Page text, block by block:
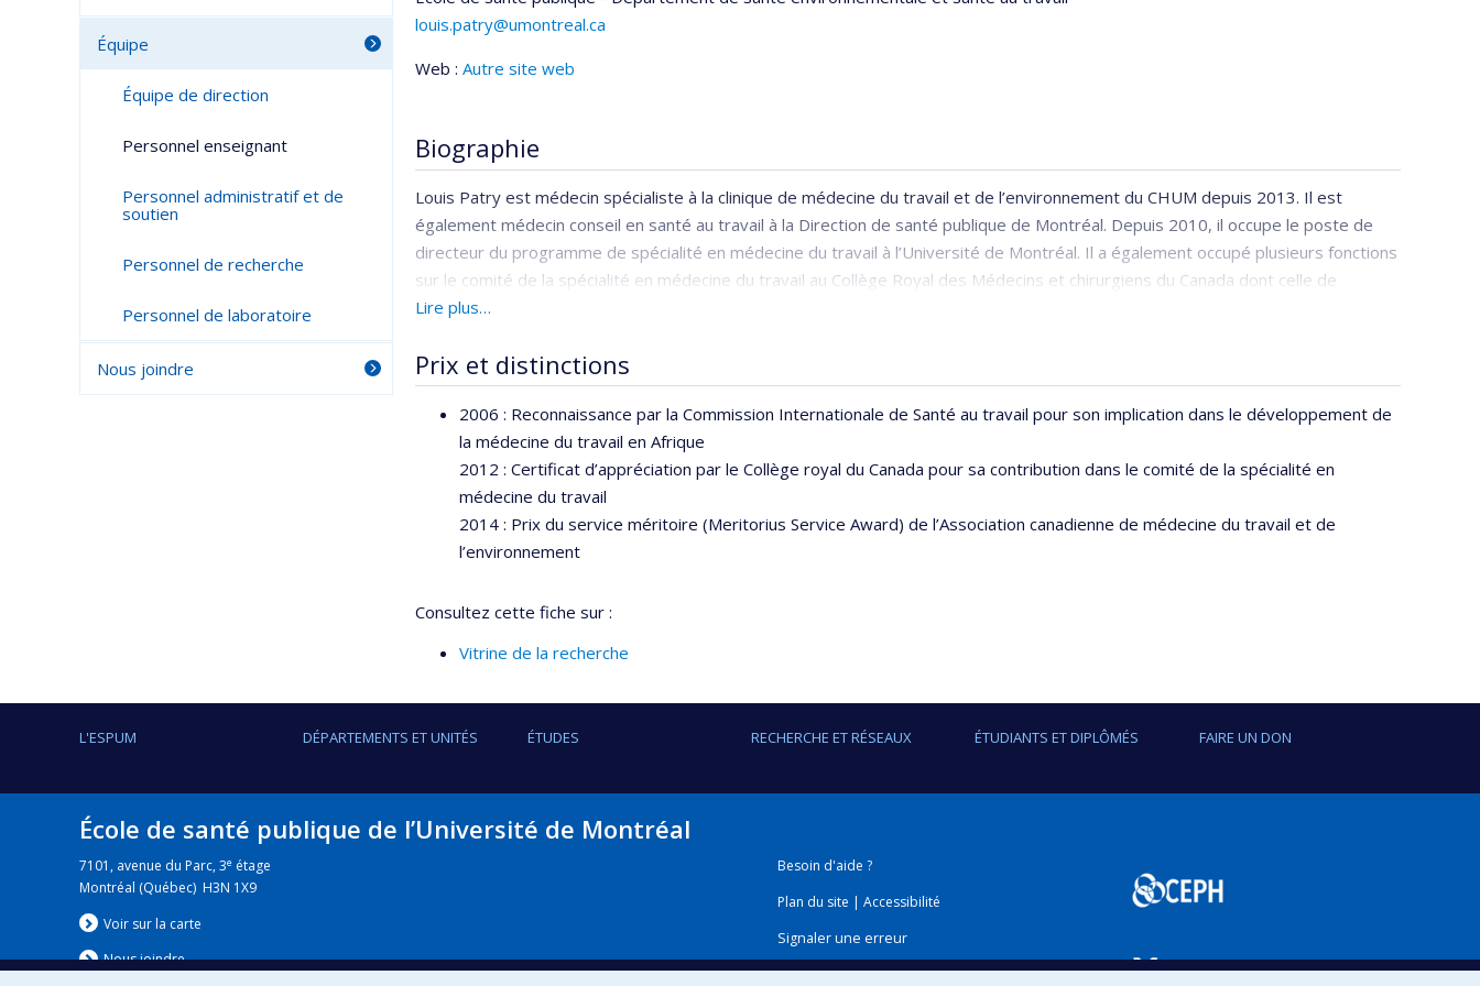
louis.patry@umontreal.ca
Web : Autre site web
Biographie
Louis Patry est médecin spécialiste à la clinique de médecine du travail et de l’environnement du CHUM depuis 2013. Il est
également médecin conseil en santé au travail à la Direction de santé publique de Montréal. Depuis 2010, il occupe le poste de
directeur du programme de spécialité en médecine du travail à l’Université de Montréal. Il a également occupé plusieurs fonctions
sur le comité de la spécialité en médecine du travail au Collège Royal des Médecins et chirurgiens du Canada dont celle de
président du comité de la spécialité de 2006 à 2012.
Lire plus…
Prix et distinctions
2006 : Reconnaissance par la Commission Internationale de Santé au travail pour son implication dans le développement de
la médecine du travail en Afrique
2012 : Certificat d’appréciation par le Collège royal du Canada pour sa contribution dans le comité de la spécialité en
médecine du travail
2014 : Prix du service méritoire (Meritorius Service Award) de l’Association canadienne de médecine du travail et de
l’environnement
Consultez cette fiche sur :
Vitrine de la recherche
Équipe
Équipe de direction
Personnel enseignant
Personnel administratif et de
soutien
Personnel de recherche
Personnel de laboratoire
Nous joindre
L'ESPUM DÉPARTEMENTS ET UNITÉS ÉTUDES RECHERCHE ET RÉSEAUX ÉTUDIANTS ET DIPLÔMÉS FAIRE UN DON
École de santé publique de l’Université de Montréal
7101, avenue du Parc, 3e étage
Montréal (Québec) H3N 1X9
Voir sur la carte
Nous joindre
Besoin d'aide ?
Plan du site |Accessibilité
Signaler une erreur